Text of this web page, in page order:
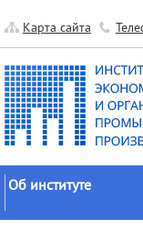
Карта сайта
Об институте